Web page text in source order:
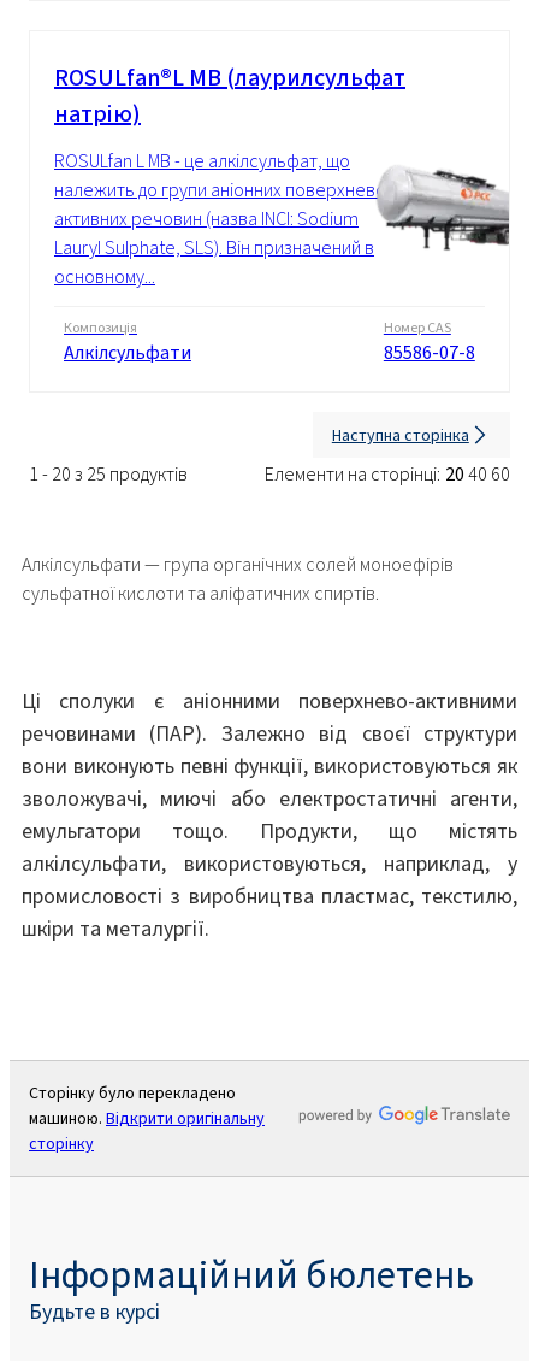
ROSULfan®L MB (лаурилсульфат
натрію)
ROSULfan L MB - це алкілсульфат, що
належить до групи аніонних поверхнево-
активних речовин (назва INCI: Sodium
Lauryl Sulphate, SLS). Він призначений в
основному...
Композиція
Алкілсульфати
Номер CAS
85586-07-8
1 - 20 з 25 продуктів Елементи на сторінці: 2040 60
Наступна сторінка
Алкілсульфати — група органічних солей моноефірів
сульфатної кислоти та аліфатичних спиртів.
Ці сполуки є аніонними поверхнево-активними
речовинами (ПАР). Залежно від своєї структури
вони виконують певні функції, використовуються як
зволожувачі, миючі або електростатичні агенти,
емульгатори тощо. Продукти, що містять
алкілсульфати, використовуються, наприклад, у
промисловості з виробництва пластмас, текстилю,
шкіри та металургії.
Сторінку було перекладено
машиною. Відкрити оригінальну
сторінку
Інформаційний бюлетень
Будьте в курсі